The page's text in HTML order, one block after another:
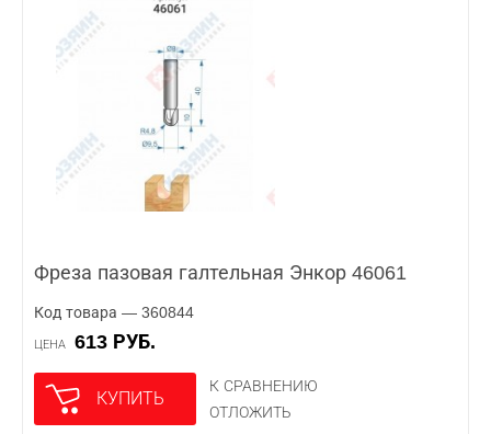
Фреза пазовая галтельная Энкор 46061
Код товара — 360844
ЦЕНА 613 РУБ.
КУПИТЬ
К СРАВНЕНИЮ
ОТЛОЖИТЬ